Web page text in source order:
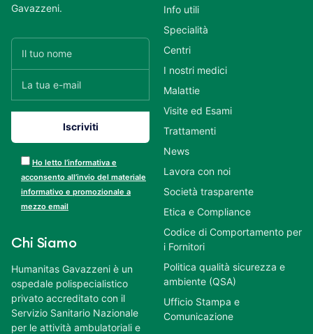
Gavazzeni.
Ho letto l’informativa e
acconsento all’invio del materiale
informativo e promozionale a
mezzo email
Chi Siamo
Humanitas Gavazzeni è un
ospedale polispecialistico
privato accreditato con il
Servizio Sanitario Nazionale
per le attività ambulatoriali e
Info utili
Specialità
Centri
I nostri medici
Malattie
Visite ed Esami
Trattamenti
News
Lavora con noi
Società trasparente
Etica e Compliance
Codice di Comportamento per
i Fornitori
Politica qualità sicurezza e
ambiente (QSA)
Ufficio Stampa e
Comunicazione